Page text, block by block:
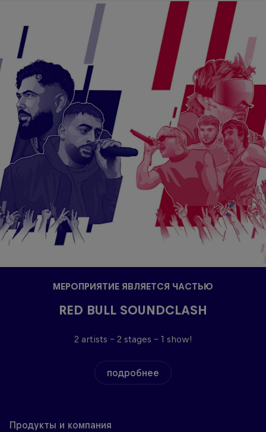
МЕРОПРИЯТИЕ ЯВЛЯЕТСЯ ЧАСТЬЮ
RED BULL SOUNDCLASH
2 artists – 2 stages – 1 show!
подробнее